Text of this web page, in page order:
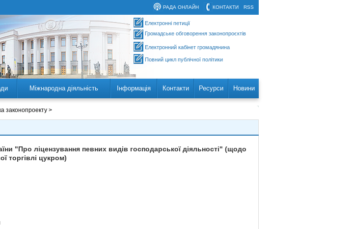
RSS
КОНТАКТИ
РАДА ОНЛАЙН
Електронні петиції
Громадське обговорення законопроєктів
Електронний кабінет громадянина
Повний цикл публічної політики
Міжнародна діяльність Інформація Контакти Ресурси Новини
законопроекту >
"Про ліцензування певних видів господарської діяльності" (щодо
торгівлі цукром)